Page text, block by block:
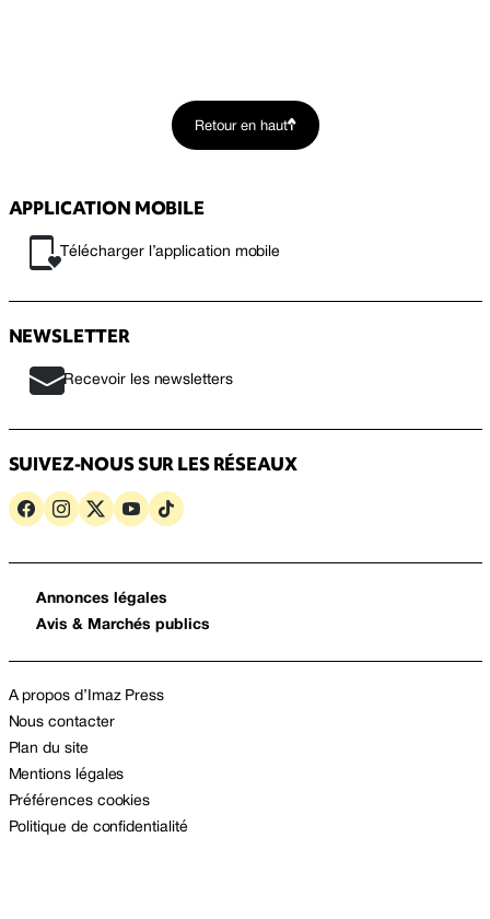
Retour en haut
APPLICATION MOBILE
Télécharger l’application mobile
NEWSLETTER
Recevoir les newsletters
SUIVEZ-NOUS SUR LES RÉSEAUX
Annonces légales
Avis & Marchés publics
A propos d’Imaz Press
Nous contacter
Plan du site
Mentions légales
Préférences cookies
Politique de confidentialité